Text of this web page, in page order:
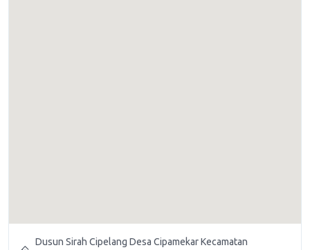
Dusun Sirah Cipelang Desa Cipamekar Kecamatan